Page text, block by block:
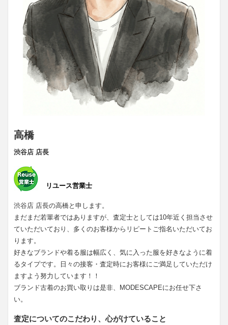
高橋
渋谷店 店長
リユース営業士
渋谷店 店長の高橋と申します。
まだまだ若輩者ではありますが、査定士としては10年近く担当させ
ていただいており、多くのお客様からリピートご指名いただいてお
ります。
好きなブランドや着る服は幅広く、気に入った服を好きなように着
るタイプです。日々の接客・査定時にお客様にご満足していただけ
ますよう努力しています！！
ブランド古着のお買い取りは是非、MODESCAPEにお任せ下さ
い。
査定についてのこだわり、心がけていること